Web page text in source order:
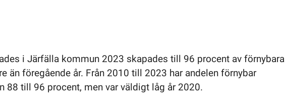
i Järfälla kommun 2023 skapades till 96 procent av förnybara
än föregående år. Från 2010 till 2023 har andelen förnybar
88 till 96 procent, men var väldigt låg år 2020.